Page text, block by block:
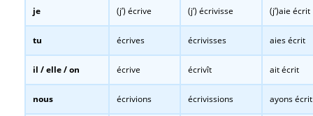
je (j’) écrive (j’) écrivisse (j’)aie écrit
tu écrives écrivisses aies écrit
il / elle / on écrive écrivît ait écrit
nous écrivions écrivissions ayons écrit